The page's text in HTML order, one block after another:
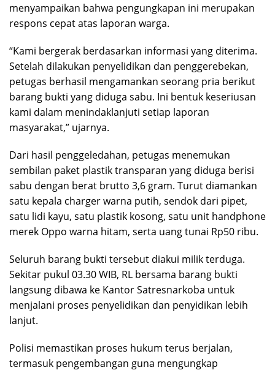
menyampaikan bahwa pengungkapan ini merupakan
respons cepat atas laporan warga.
“Kami bergerak berdasarkan informasi yang diterima.
Setelah dilakukan penyelidikan dan penggerebekan,
petugas berhasil mengamankan seorang pria berikut
barang bukti yang diduga sabu. Ini bentuk keseriusan
kami dalam menindaklanjuti setiap laporan
masyarakat,” ujarnya.
Dari hasil penggeledahan, petugas menemukan
sembilan paket plastik transparan yang diduga berisi
sabu dengan berat brutto 3,6 gram. Turut diamankan
satu kepala charger warna putih, sendok dari pipet,
satu lidi kayu, satu plastik kosong, satu unit handphone
merek Oppo warna hitam, serta uang tunai Rp50 ribu.
Seluruh barang bukti tersebut diakui milik terduga.
Sekitar pukul 03.30 WIB, RL bersama barang bukti
langsung dibawa ke Kantor Satresnarkoba untuk
menjalani proses penyelidikan dan penyidikan lebih
lanjut.
Polisi memastikan proses hukum terus berjalan,
termasuk pengembangan guna mengungkap